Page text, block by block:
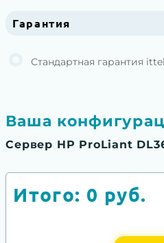
Гарантия
Стандартная гарантия
Ваша
Сервер HP ProLiant
Итого: 0 руб.